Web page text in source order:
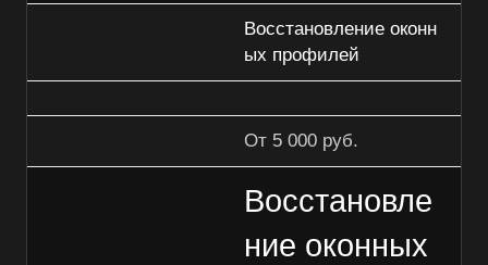
Восстановление оконн
ых профилей
От 5 000 руб.
Восстановле
ние оконных